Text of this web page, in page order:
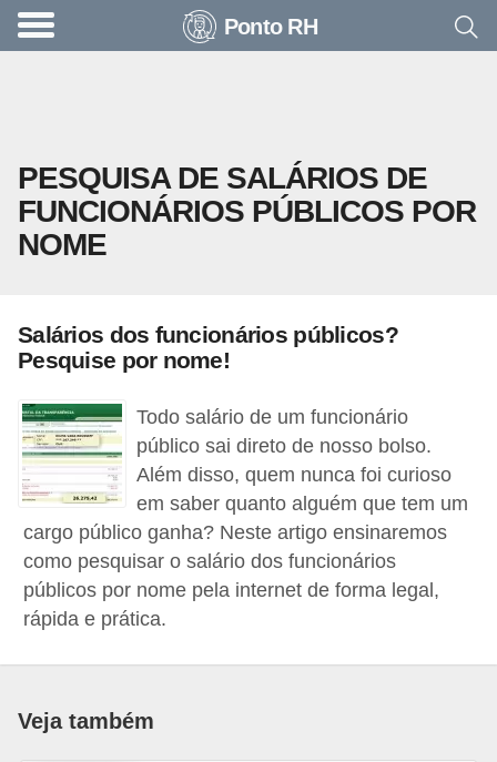
Ponto RH
PESQUISA DE SALÁRIOS DE
FUNCIONÁRIOS PÚBLICOS POR
NOME
Salários dos funcionários públicos?
Pesquise por nome!
Todo salário de um funcionário
público sai direto de nosso bolso.
Além disso, quem nunca foi curioso
em saber quanto alguém que tem um
cargo público ganha? Neste artigo ensinaremos
como pesquisar o salário dos funcionários
públicos por nome pela internet de forma legal,
rápida e prática.
Veja também
A
t
e
c
n
e
m
e
s
a
o